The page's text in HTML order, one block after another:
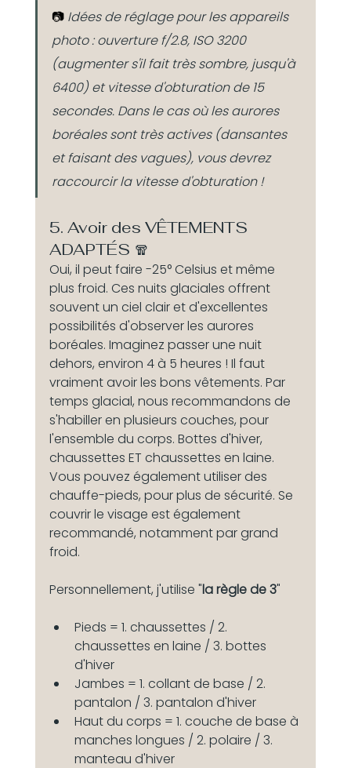
📷 Idées de réglage pour les appareils
photo : ouverture f/2.8, ISO 3200
(augmenter s'il fait très sombre, jusqu'à
6400) et vitesse d'obturation de 15
secondes. Dans le cas où les aurores
boréales sont très actives (dansantes
et faisant des vagues), vous devrez
raccourcir la vitesse d'obturation !
5. Avoir des VÊTEMENTS
ADAPTÉS 🧣
Oui, il peut faire -25° Celsius et même
plus froid. Ces nuits glaciales offrent
souvent un ciel clair et d'excellentes
possibilités d'observer les aurores
boréales. Imaginez passer une nuit
dehors, environ 4 à 5 heures ! Il faut
vraiment avoir les bons vêtements. Par
temps glacial, nous recommandons de
s'habiller en plusieurs couches, pour
l'ensemble du corps. Bottes d'hiver,
chaussettes ET chaussettes en laine.
Vous pouvez également utiliser des
chauffe-pieds, pour plus de sécurité. Se
couvrir le visage est également
recommandé, notamment par grand
froid.
Personnellement, j'utilise "la règle de 3"
Pieds = 1. chaussettes / 2.
chaussettes en laine / 3. bottes
d'hiver
Jambes = 1. collant de base / 2.
pantalon / 3. pantalon d'hiver
Haut du corps = 1. couche de base à
manches longues / 2. polaire / 3.
manteau d'hiver